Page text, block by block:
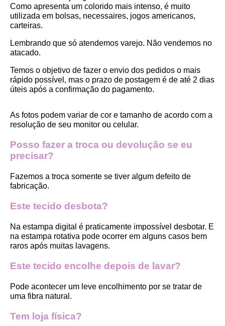
Como apresenta um colorido mais intenso, é muito
utilizada em bolsas, necessaires, jogos americanos,
carteiras.
Lembrando que só atendemos varejo. Não vendemos no
atacado.
Temos o objetivo de fazer o envio dos pedidos o mais
rápido possível, mas o prazo de postagem é de até 2 dias
úteis após a confirmação do pagamento.
As fotos podem variar de cor e tamanho de acordo com a
resolução de seu monitor ou celular.
Posso fazer a troca ou devolução se eu
precisar?
Fazemos a troca somente se tiver algum defeito de
fabricação.
Este tecido desbota?
Na estampa digital é praticamente impossível desbotar. E
na estampa rotativa pode ocorrer em alguns casos bem
raros após muitas lavagens.
Este tecido encolhe depois de lavar?
Pode acontecer um leve encolhimento por se tratar de
uma fibra natural.
Tem loja física?